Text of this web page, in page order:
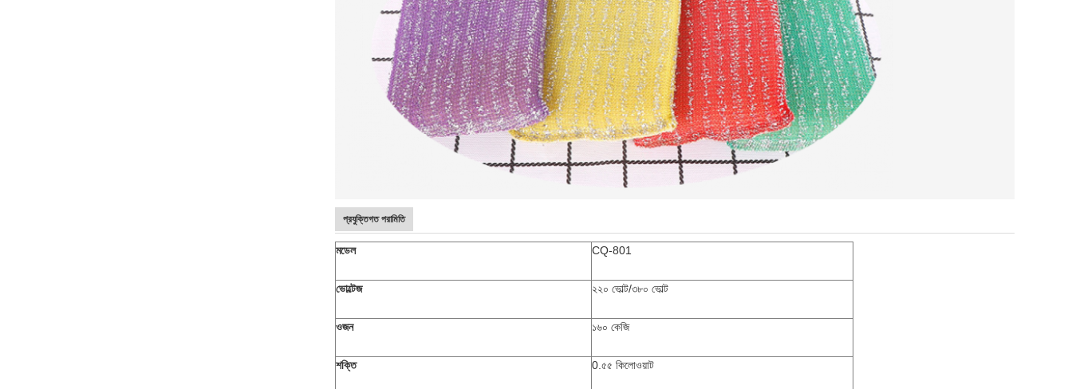
প্রযুক্তিগত পরামিতি
মডেল CQ-801
ভোল্টেজ ২২০ ভোল্ট/৩৮০ ভোল্ট
ওজন ১৬০ কেজি
শক্তি 0.৫৫ কিলোওয়াট